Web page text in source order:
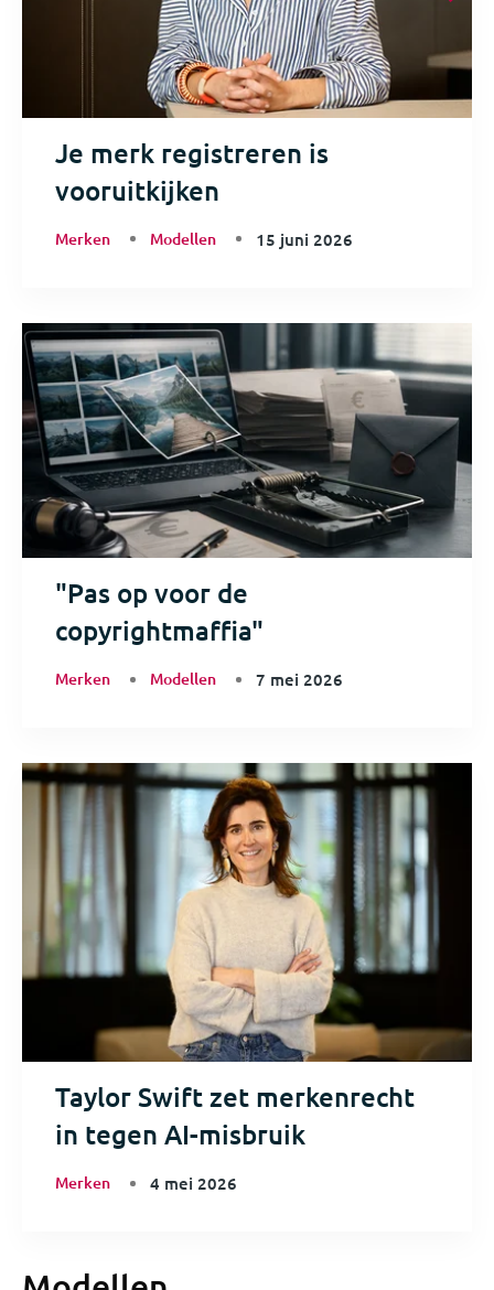
Je merk registreren is
vooruitkijken
Merken Modellen 15 juni 2026
"Pas op voor de
copyrightmaffia"
Merken Modellen 7 mei 2026
Taylor Swift zet merkenrecht
in tegen AI-misbruik
Merken 4 mei 2026